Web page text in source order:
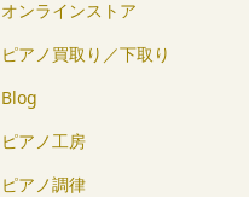
オンラインストア
ピアノ買取り／下取り
Blog
ピアノ工房
ピアノ調律